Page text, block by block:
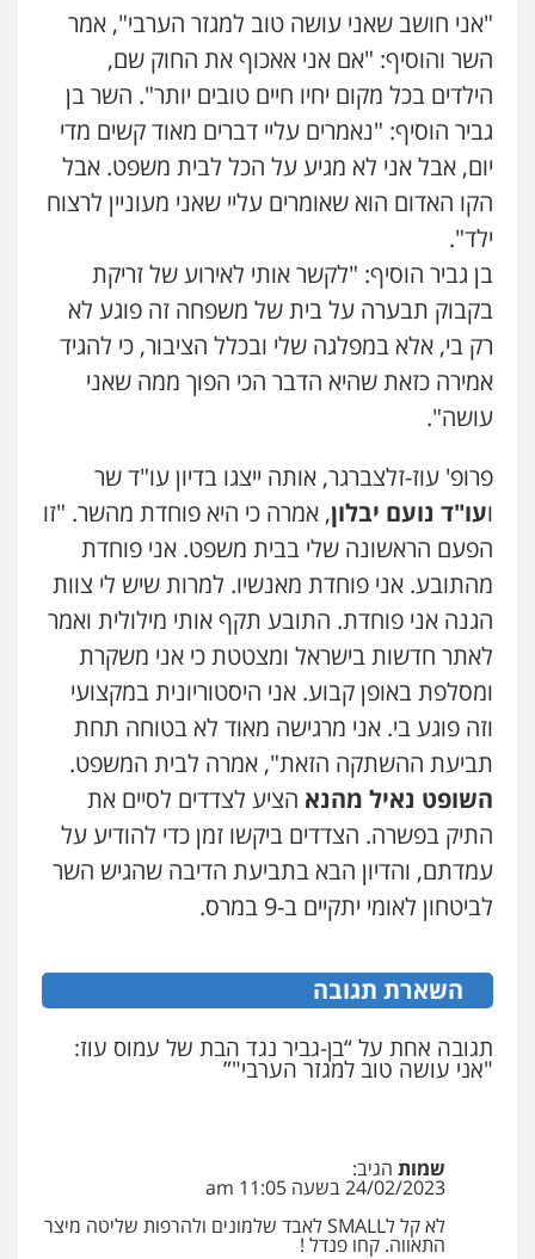
"אני חושב שאני עושה טוב למגזר הערבי", אמר
השר והוסיף: "אם אני אאכוף את החוק שם,
הילדים בכל מקום יחיו חיים טובים יותר". השר בן
גביר הוסיף: "נאמרים עליי דברים מאוד קשים מדי
יום, אבל אני לא מגיע על הכל לבית משפט. אבל
הקו האדום הוא שאומרים עליי שאני מעוניין לרצוח
ילד".
בן גביר הוסיף: "לקשר אותי לאירוע של זריקת
בקבוק תבערה על בית של משפחה זה פוגע לא
רק בי, אלא במפלגה שלי ובכלל הציבור, כי להגיד
אמירה כזאת שהיא הדבר הכי הפוך ממה שאני
עושה".
פרופ' עוז-זלצברגר, אותה ייצגו בדיון עו"ד שר
ועו"ד נועם יבלון, אמרה כי היא פוחדת מהשר. "זו
הפעם הראשונה שלי בבית משפט. אני פוחדת
מהתובע. אני פוחדת מאנשיו. למרות שיש לי צוות
הגנה אני פוחדת. התובע תקף אותי מילולית ואמר
לאתר חדשות בישראל ומצטטת כי אני משקרת
ומסלפת באופן קבוע. אני היסטוריונית במקצועי
וזה פוגע בי. אני מרגישה מאוד לא בטוחה תחת
תביעת ההשתקה הזאת", אמרה לבית המשפט.
השופט נאיל מהנא הציע לצדדים לסיים את
התיק בפשרה. הצדדים ביקשו זמן כדי להודיע על
עמדתם, והדיון הבא בתביעת הדיבה שהגיש השר
לביטחון לאומי יתקיים ב-9 במרס.
השארת תגובה
תגובה אחת על “בן-גביר נגד הבת של עמוס עוז:
"אני עושה טוב למגזר הערבי"”
שמות הגיב:
24/02/2023 בשעה 11:05 am
לא קל לSMALL לאבד שלמונים ולהרפות שליטה מיצר
התאווה. קחו פנדל !
מס הלבנת הון
עו"ד משה פלמור
פלילי כלכלי צווארון לבן עורכי דין לענייני
0549732303
פלילי צבאי סמים אלימות במשפחה צווארון
לבן
0507368203
עו"ד אמיר מסארווה
עו"ד שלומי שרון
פלילי צבאי מעצרים וחקירות
0547342002
עו"ד אלון קריטי
פלילי כלכלי אלימות סמים מעצרים
0525544654
עו"ד פיני פישלר
כלכלי
0505234000
0547556464
עו"ד יוסי חמצני
כלכלי צווארון לבן
עו"ד משה פלמור
פלילי כלכלי צווארון לבן עורכי דין לענייני
אסירים